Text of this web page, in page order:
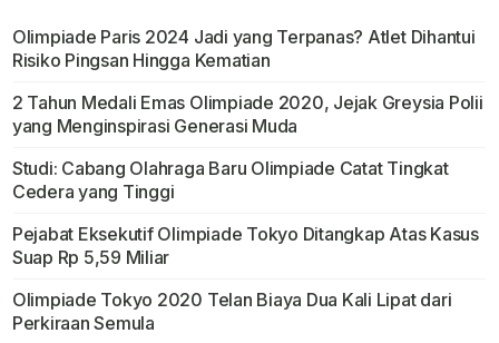
Olimpiade Paris 2024 Jadi yang Terpanas? Atlet Dihantui
Risiko Pingsan Hingga Kematian
2 Tahun Medali Emas Olimpiade 2020, Jejak Greysia Polii
yang Menginspirasi Generasi Muda
Studi: Cabang Olahraga Baru Olimpiade Catat Tingkat
Cedera yang Tinggi
Pejabat Eksekutif Olimpiade Tokyo Ditangkap Atas Kasus
Suap Rp 5,59 Miliar
Olimpiade Tokyo 2020 Telan Biaya Dua Kali Lipat dari
Perkiraan Semula